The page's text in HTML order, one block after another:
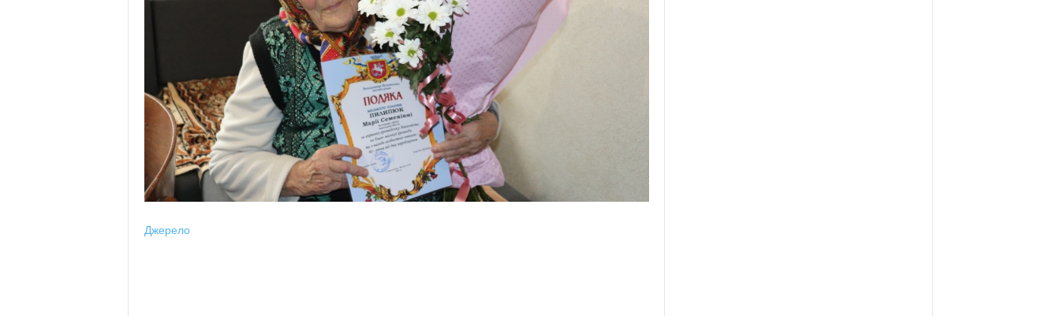
Джерело